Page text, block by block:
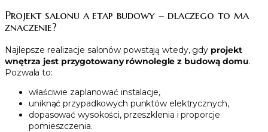
Projekt salonu a etap budowy – dlaczego to ma
znaczenie?
Najlepsze realizacje salonów powstają wtedy, gdy projekt
wnętrza jest przygotowany równolegle z budową domu.
Pozwala to:
właściwie zaplanować instalacje,
uniknąć przypadkowych punktów elektrycznych,
dopasować wysokości, przeszklenia i proporcje
pomieszczenia.